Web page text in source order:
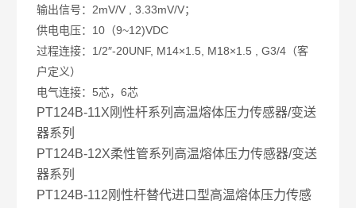
输出信号：2mV/V , 3.33mV/V；
供电电压：10（9~12)VDC
过程连接：1/2″-20UNF, M14×1.5, M18×1.5 , G3/4（客
户定义）
电气连接：5芯，6芯
PT124B-11X刚性杆系列高温熔体压力传感器/变送
器系列
PT124B-12X柔性管系列高温熔体压力传感器/变送
器系列
PT124B-112刚性杆替代进口型高温熔体压力传感